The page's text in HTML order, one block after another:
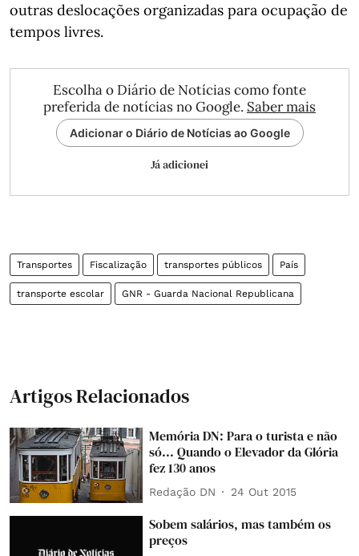
outras deslocações organizadas para ocupação de
tempos livres.
Escolha o Diário de Notícias como fonte
preferida de notícias no Google. Saber mais
Adicionar o Diário de Notícias ao Google
Já adicionei
Transportes Fiscalização transportes públicos País
transporte escolar GNR - Guarda Nacional Republicana
Artigos Relacionados
Memória DN: Para o turista e não
só... Quando o Elevador da Glória
fez 130 anos
Redação DN 24 Out 2015
Sobem salários, mas também os
preços